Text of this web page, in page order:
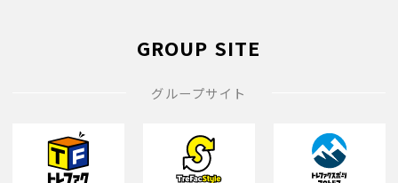
GROUP SITE
グループサイト